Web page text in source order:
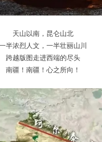
天山以南，昆仑山北
半浓烈人文，一半壮丽山川
跨越版图走进西端的尽头
南疆！南疆！心之所向！